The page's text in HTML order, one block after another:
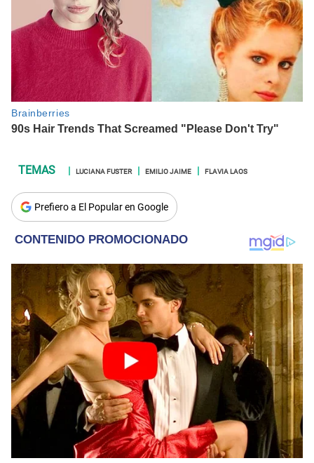
LUCIANA FUSTER EMILIO JAIME FLAVIA LAOS
Prefiero a El Popular en Google